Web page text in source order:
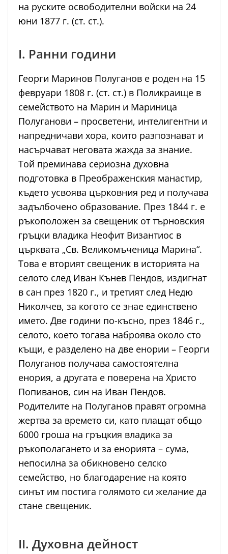
на руските освободителни войски на 24
юни 1877 г. (ст. ст.).
I. Ранни години
Георги Маринов Полуганов е роден на 15
февруари 1808 г. (ст. ст.) в Поликраище в
семейството на Марин и Мариница
Полуганови – просветени, интелигентни и
напредничави хора, които разпознават и
насърчават неговата жажда за знание.
Той преминава сериозна духовна
подготовка в Преображенския манастир,
където усвоява църковния ред и получава
задълбочено образование. През 1844 г. е
ръкоположен за свещеник от търновския
гръцки владика Неофит Византиос в
църквата „Св. Великомъченица Марина“.
Това е вторият свещеник в историята на
селото след Иван Кънев Пендов, издигнат
в сан през 1820 г., и третият след Недю
Николчев, за когото се знае единствено
името. Две години по-късно, през 1846 г.,
селото, което тогава наброява около сто
къщи, е разделено на две енории – Георги
Полуганов получава самостоятелна
енория, а другата е поверена на Христо
Попиванов, син на Иван Пендов.
Родителите на Полуганов правят огромна
жертва за времето си, като плащат общо
6000 гроша на гръцкия владика за
ръкополагането и за енорията – сума,
непосилна за обикновено селско
семейство, но благодарение на която
синът им постига голямото си желание да
стане свещеник.
II. Духовна дейност